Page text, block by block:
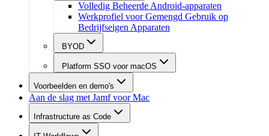
Volledig Beheerde Android-apparaten
Werkprofiel voor Gemengd Gebruik op
Bedrijfseigen Apparaten
BYOD
Platform SSO voor macOS
Voorbeelden en demo's
Aan de slag met Jamf voor Mac
Infrastructure as Code